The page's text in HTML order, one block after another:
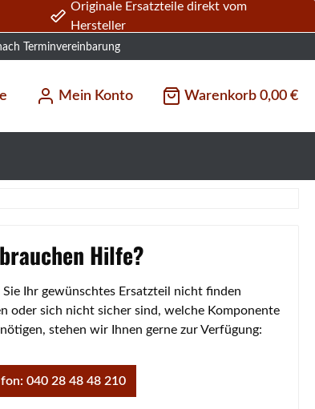
Originale Ersatzteile direkt vom
Hersteller
Terminvereinbarung
Mein Konto Warenkorb 0,00 €
Hilfe?
Sie Ihr gewünschtes Ersatzteil nicht finden
oder sich nicht sicher sind, welche Komponente
stehen wir Ihnen gerne zur Verfügung:
040 28 48 48 210